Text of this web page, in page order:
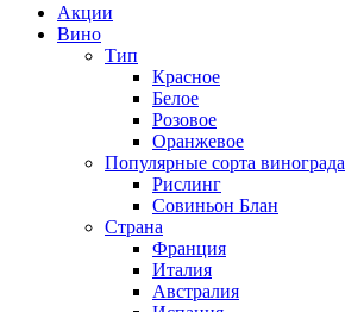
Акции
Вино
Тип
Красное
Белое
Розовое
Оранжевое
Популярные сорта винограда
Рислинг
Совиньон Блан
Страна
Франция
Италия
Австралия